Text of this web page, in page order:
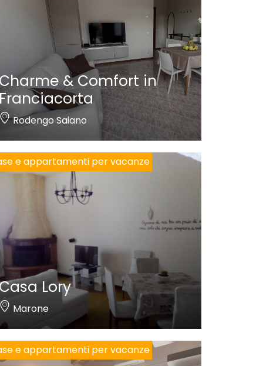
Charme & Comfort in
Rodengo Saiano
e appartamenti per vacanze
Lory
Marone
e appartamenti per vacanze